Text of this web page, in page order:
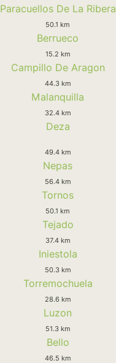
Paracuellos De La Ribera
50.1 km
Berrueco
15.2 km
Campillo De Aragon
44.3 km
Malanquilla
32.4 km
Deza
49.4 km
Nepas
56.4 km
Tornos
50.1 km
Tejado
37.4 km
Iniestola
50.3 km
Torremochuela
28.6 km
Luzon
51.3 km
Bello
46.5 km